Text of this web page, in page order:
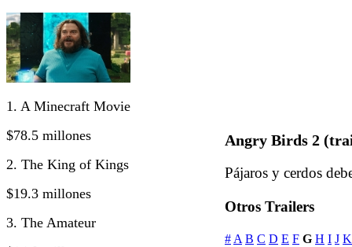
1. A Minecraft Movie
$78.5 millones
2. The King of Kings
$19.3 millones
3. The Amateur
Angry Birds 2
Pájaros y cerdos
Otros Trailers
# A B C D E F G H I J K